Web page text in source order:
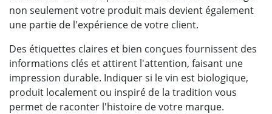
non seulement votre produit mais devient également
une partie de l'expérience de votre client.
Des étiquettes claires et bien conçues fournissent des
informations clés et attirent l'attention, faisant une
impression durable. Indiquer si le vin est biologique,
produit localement ou inspiré de la tradition vous
permet de raconter l'histoire de votre marque.